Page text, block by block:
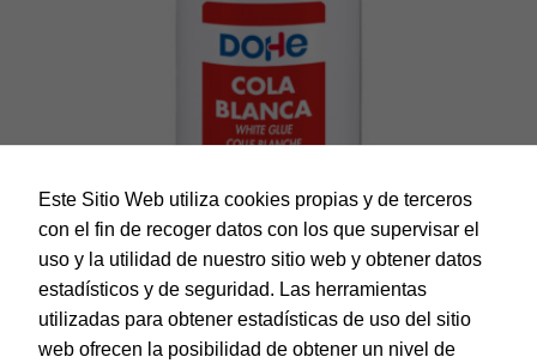
Este Sitio Web utiliza cookies propias y de terceros
con el fin de recoger datos con los que supervisar el
uso y la utilidad de nuestro sitio web y obtener datos
estadísticos y de seguridad. Las herramientas
utilizadas para obtener estadísticas de uso del sitio
web ofrecen la posibilidad de obtener un nivel de